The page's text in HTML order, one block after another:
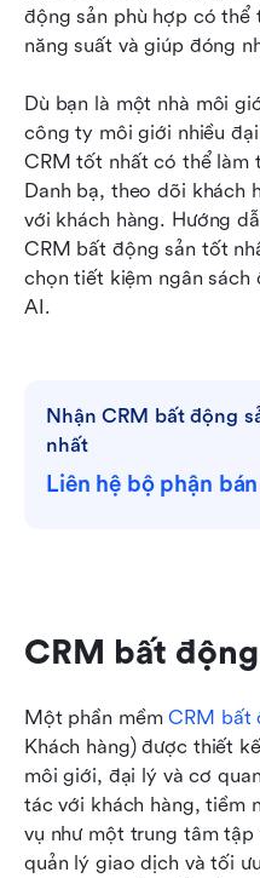
động sản phù hợp có
năng suất và giúp đóng
Dù bạn là một nhà môi
công ty môi giới nhiều
CRM tốt nhất có thể làm
Danh bạ, theo dõi khách
với khách hàng. Hướng
CRM bất động sản tốt
chọn tiết kiệm ngân sách
AI.
Nhận CRM bất động
nhất
Liên hệ bộ phận
CRM bất
Một phần mềm CRM bất
Khách hàng) được thiết
môi giới, đại lý và cơ
tác với khách hàng, tiềm
vụ như một trung tâm
quản lý giao dịch và tối
Nâng cấp với tích hợp
Ý kiến cuối cùng
Đọc liên quan